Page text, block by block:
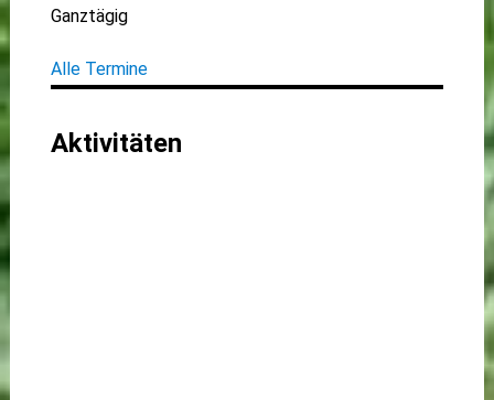
Ganztägig
Alle Termine
Aktivitäten